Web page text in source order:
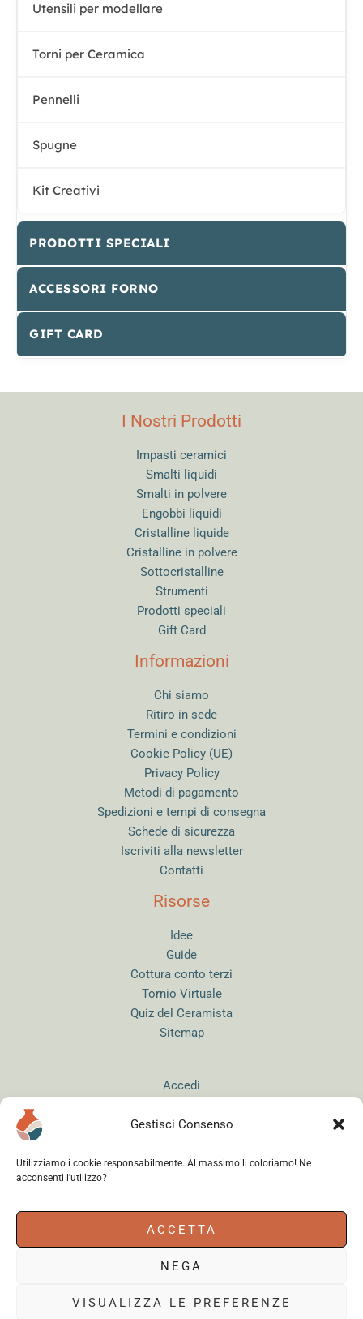
Gestisci Consenso
Utilizziamo i cookie responsabilmente. Al massimo li coloriamo! Ne
acconsenti l'utilizzo?
ACCETTA
NEGA
VISUALIZZA LE PREFERENZE
Utensili per modellare
Torni per Ceramica
Pennelli
Spugne
Kit Creativi
PRODOTTI SPECIALI
ACCESSORI FORNO
GIFT CARD
I Nostri Prodotti
Impasti ceramici
Smalti liquidi
Smalti in polvere
Engobbi liquidi
Cristalline liquide
Cristalline in polvere
Sottocristalline
Strumenti
Prodotti speciali
Gift Card
Informazioni
Chi siamo
Ritiro in sede
Termini e condizioni
Cookie Policy (UE)
Privacy Policy
Metodi di pagamento
Spedizioni e tempi di consegna
Schede di sicurezza
Iscriviti alla newsletter
Contatti
Risorse
Idee
Guide
Cottura conto terzi
Tornio Virtuale
Quiz del Ceramista
Sitemap
Accedi
18179961000 - Copyright © 2026